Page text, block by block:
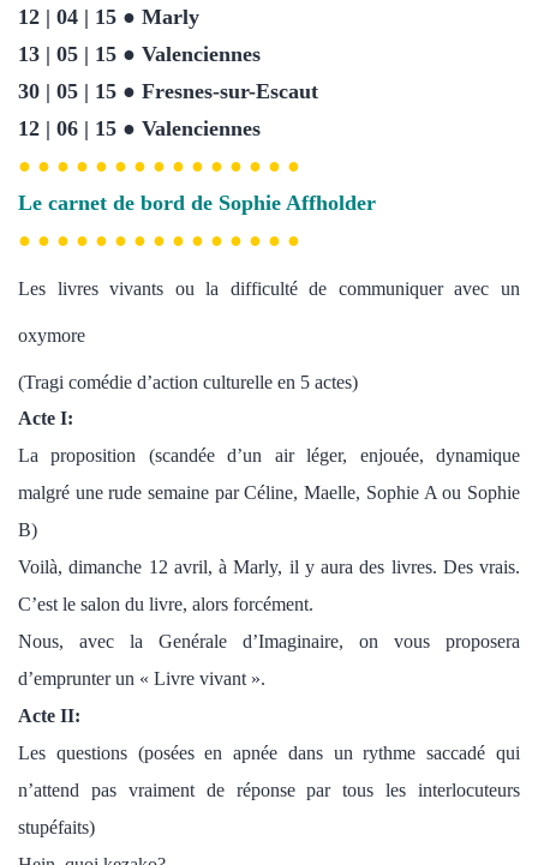
12 | 04 | 15 ● Marly
13 | 05 | 15 ● Valenciennes
30 | 05 | 15 ● Fresnes-sur-Escaut
12 | 06 | 15 ● Valenciennes
● ● ● ● ● ● ● ● ● ● ● ● ● ● ●
Le carnet de bord de Sophie Affholder
● ● ● ● ● ● ● ● ● ● ● ● ● ● ●
Les livres vivants ou la difficulté de communiquer avec un
oxymore
(Tragi comédie d’action culturelle en 5 actes)
Acte I:
La proposition (scandée d’un air léger, enjouée, dynamique
malgré une rude semaine par Céline, Maelle, Sophie A ou Sophie
B)
Voilà, dimanche 12 avril, à Marly, il y aura des livres. Des vrais.
C’est le salon du livre, alors forcément.
Nous, avec la Genérale d’Imaginaire, on vous proposera
d’emprunter un « Livre vivant ».
Acte II:
Les questions (posées en apnée dans un rythme saccadé qui
n’attend pas vraiment de réponse par tous les interlocuteurs
stupéfaits)